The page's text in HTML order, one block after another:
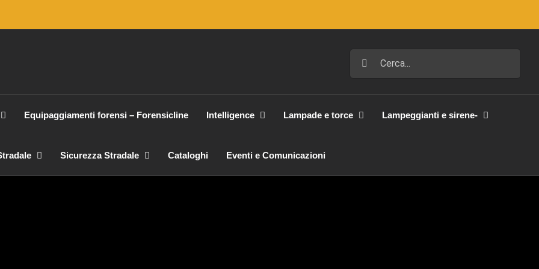
Cerca
per:
Equipaggiamenti forensi – Forensicline Intelligence Lampade e torce Lampeggianti e sirene-
Sicurezza Stradale Cataloghi Eventi e Comunicazioni